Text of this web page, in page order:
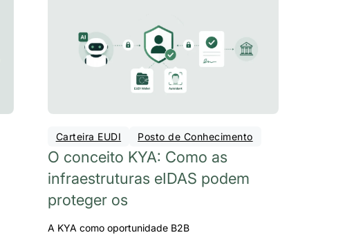
Carteira EUDI Posto de Conhecimento
O conceito KYA: Como as
infraestruturas eIDAS podem
proteger os
A KYA como oportunidade B2B